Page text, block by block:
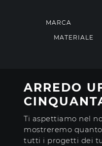
MARCA
MATERIALE
ARREDO
Ti aspettiamo nel
mostreremo
tutti i progetti dei